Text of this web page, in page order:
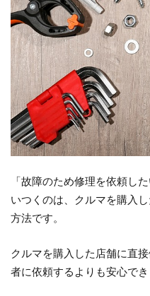
「故障のため修理を依頼し
いつくのは、クルマを購入
方法です。
クルマを購入した店舗に直
者に依頼するよりも安心でき